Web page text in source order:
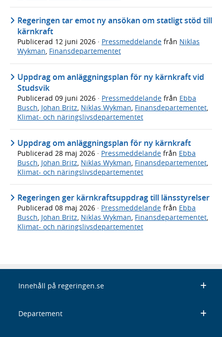
Regeringen tar emot ny ansökan om statligt stöd till
kärnkraft
Publicerad 12 juni 2026 · Pressmeddelande från Niklas
Wykman, Finansdepartementet
Uppdrag om anläggningsplan för ny kärnkraft vid
Studsvik
Publicerad 09 juni 2026 · Pressmeddelande från Ebba
Busch, Johan Britz, Niklas Wykman, Finansdepartementet,
Klimat- och näringslivsdepartementet
Uppdrag om anläggningsplan för ny kärnkraft
Publicerad 28 maj 2026 · Pressmeddelande från Ebba
Busch Johan Britz Niklas Wykman Finansdepartementet
Klimat- och näringslivsdepartementet
Regeringen ger kärnkraftsuppdrag till länsstyrelser
Publicerad 08 maj 2026 · Pressmeddelande från Ebba
Busch, Johan Britz, Niklas Wykman, Finansdepartementet,
Klimat- och näringslivsdepartementet
Innehåll på regeringen.se
Departement